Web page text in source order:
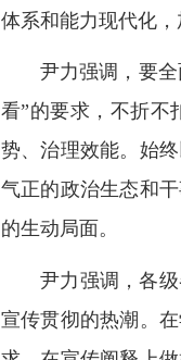
体系和能力现代化，
尹力强调，要
看”的要求，不折不
势、治理效能。始
气正的政治生态和
的生动局面。
尹力强调，各
宣传贯彻的热潮。